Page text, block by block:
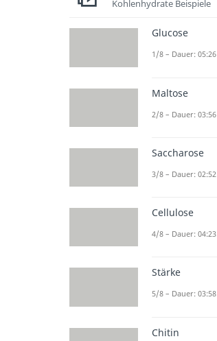
Kohlenhydrate Beispiele
Glucose
1/8 – Dauer: 05:26
Maltose
2/8 – Dauer: 03:56
Saccharose
3/8 – Dauer: 02:52
Cellulose
4/8 – Dauer: 04:23
Stärke
5/8 – Dauer: 03:58
Chitin